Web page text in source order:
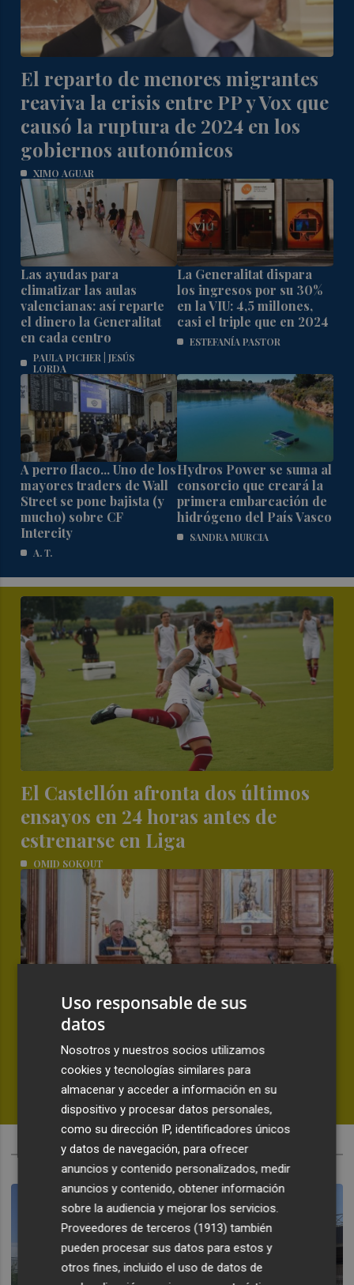
El reparto de menores migrantes
reaviva la crisis entre PP y Vox que
causó la ruptura de 2024 en los
gobiernos autonómicos
XIMO AGUAR
Las ayudas para
climatizar las aulas
valencianas: así reparte
el dinero la Generalitat
en cada centro
PAULA PICHER | JESÚS
LORDA
La Generalitat dispara
los ingresos por su 30%
en la VIU: 4,5 millones,
casi el triple que en 2024
ESTEFANÍA PASTOR
A perro flaco... Uno de los
mayores traders de Wall
Street se pone bajista (y
mucho) sobre CF
Intercity
A. T.
Hydros Power se suma al
consorcio que creará la
primera embarcación de
hidrógeno del País Vasco
SANDRA MURCIA
El Castellón afronta dos últimos
ensayos en 24 horas antes de
estrenarse en Liga
OMID SOKOUT
Fernando Roig: "Estamos muy ilusionados con
esta temporada"
ACTUALIDAD
Uso responsable de sus
datos
Nosotros y nuestros socios utilizamos
cookies y tecnologías similares para
almacenar y acceder a información en su
dispositivo y procesar datos personales,
como su dirección IP, identificadores únicos
y datos de navegación, para ofrecer
anuncios y contenido personalizados, medir
anuncios y contenido, obtener información
sobre la audiencia y mejorar los servicios.
Proveedores de terceros (1913) también
pueden procesar sus datos para estos y
otros fines, incluido el uso de datos de